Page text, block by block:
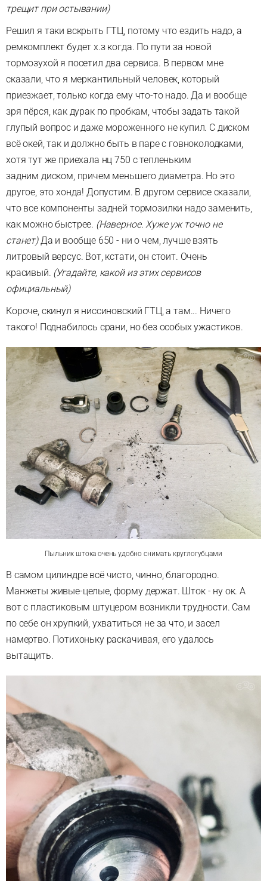
трещит при остывании)
Решил я таки вскрыть ГТЦ, потому что ездить надо, а
ремкомплект будет х.з когда. По пути за новой
тормозухой я посетил два сервиса. В первом мне
сказали, что я меркантильный человек, который
приезжает, только когда ему что-то надо. Да и вообще
зря пёрся, как дурак по пробкам, чтобы задать такой
глупый вопрос и даже мороженного не купил. С диском
всё окей, так и должно быть в паре с говноколодками,
хотя тут же приехала нц 750 с тепленьким
задним диском, причем меньшего диаметра. Но это
другое, это хонда! Допустим. В другом сервисе сказали,
что все компоненты задней тормозилки надо заменить,
как можно быстрее. (Наверное. Хуже уж точно не
станет)Да и вообще 650 - ни о чем, лучше взять
литровый версус. Вот, кстати, он стоит. Очень
красивый. (Угадайте, какой из этих сервисов
официальный)
Короче, скинул я ниссиновский ГТЦ, а там... Ничего
такого! Поднабилось срани, но без особых ужастиков.
Пыльник штока очень удобно снимать круглогубцами
В самом цилиндре всё чисто, чинно, благородно.
Манжеты живые-целые, форму держат. Шток - ну ок. А
вот с пластиковым штуцером возникли трудности. Сам
по себе он хрупкий, ухватиться не за что, и засел
намертво. Потихоньку раскачивая, его удалось
вытащить.